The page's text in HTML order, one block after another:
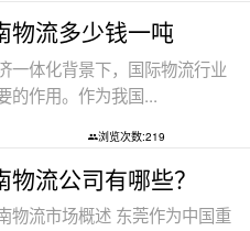
物流多少钱一吨
一体化背景下，国际物流行业
的作用。作为我国...
浏览次数:219
流公司有哪些？
物流市场概述 东莞作为中国重